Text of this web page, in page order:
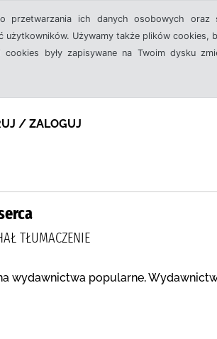
ich danych osobowych oraz
Używamy także plików cookies,
były zapisywane na Twoim dysku
/ ZALOGUJ
TŁUMACZENIE
wydawnictwa popularne,